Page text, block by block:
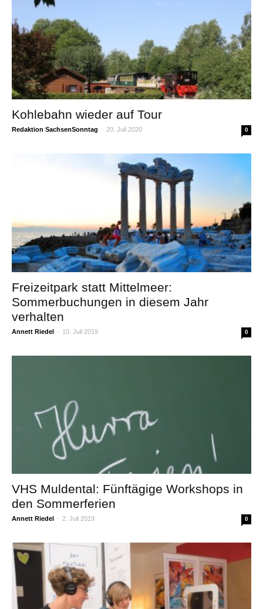
Kohlebahn wieder auf Tour
Redaktion SachsenSonntag - 20. Juli 2020 0
Freizeitpark statt Mittelmeer:
Sommerbuchungen in diesem Jahr
verhalten
Annett Riedel - 10. Juli 2019 0
VHS Muldental: Fünftägige Workshops in
den Sommerferien
Annett Riedel - 2. Juli 2019 0